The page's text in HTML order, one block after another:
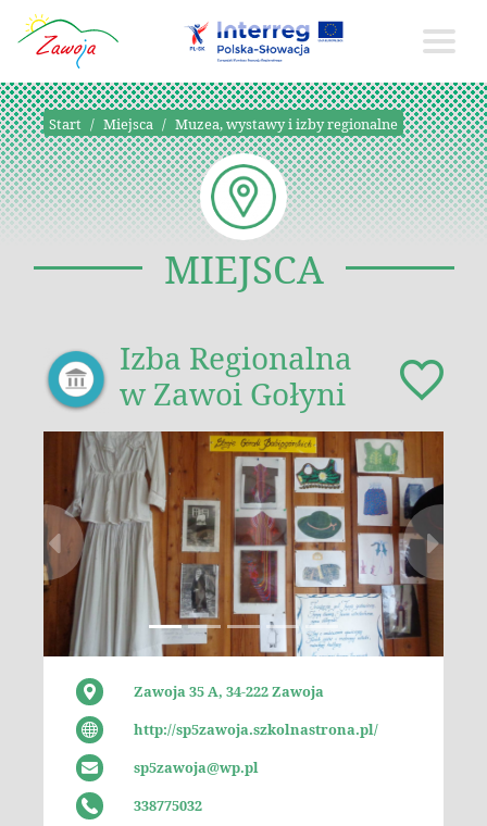
Start Miejsca Muzea, wystawy i izby regionalne
MIEJSCA
Izba Regionalna
w Zawoi Gołyni
Zawoja 35 A, 34-222 Zawoja
http://sp5zawoja.szkolnastrona.pl/
sp5zawoja@wp.pl
338775032